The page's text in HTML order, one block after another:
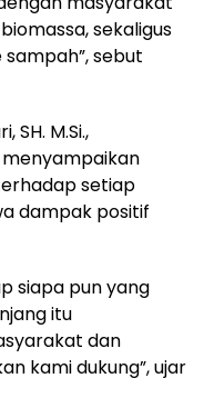
sekaligus
sebut
SH. M.Si.,
setiap
dampak positif
siapa pun yang
itu
dan
kami dukung”, ujar